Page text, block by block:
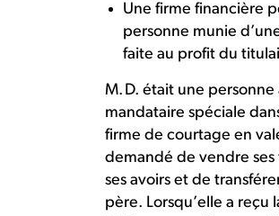
Une firme financière
personne munie
faite au profit du
M. D. était une
mandataire spéciale
firme de courtage en
demandé de vendre
ses avoirs et de
père. Lorsqu’elle a